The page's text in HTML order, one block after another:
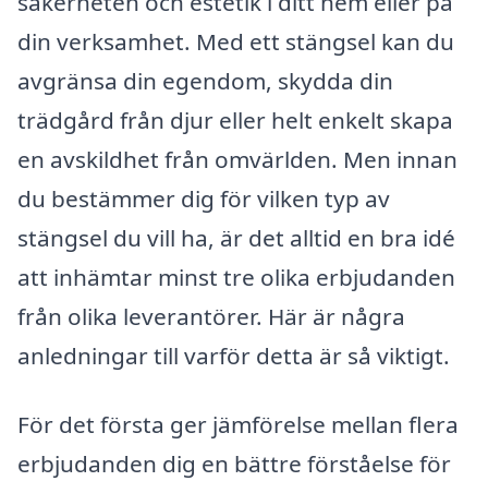
din verksamhet. Med ett stängsel kan du
avgränsa din egendom, skydda din
trädgård från djur eller helt enkelt skapa
en avskildhet från omvärlden. Men innan
du bestämmer dig för vilken typ av
stängsel du vill ha, är det alltid en bra idé
att inhämtar minst tre olika erbjudanden
från olika leverantörer. Här är några
anledningar till varför detta är så viktigt.
För det första ger jämförelse mellan flera
erbjudanden dig en bättre förståelse för